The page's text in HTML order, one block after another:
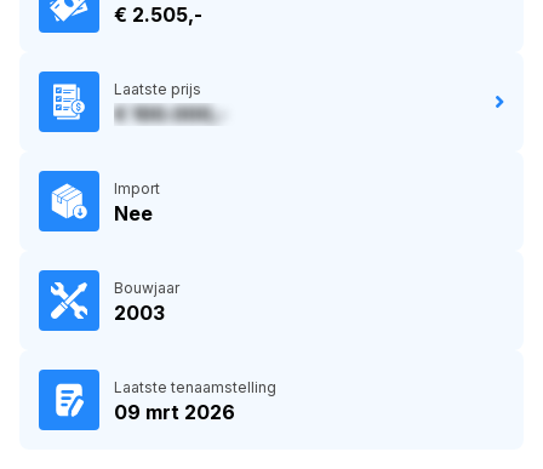
€ 2.505,-
Laatste prijs
€ 100.000,-
Import
Nee
Bouwjaar
2003
Laatste tenaamstelling
09 mrt 2026